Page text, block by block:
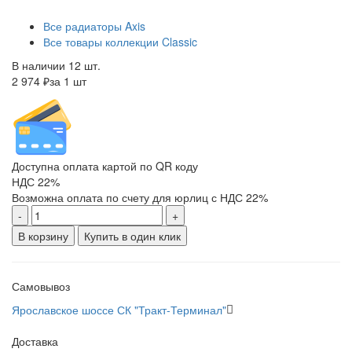
Все радиаторы Axis
Все товары коллекции Classic
В наличии 12 шт.
2 974 ₽за 1 шт
Доступна оплата картой по QR коду
НДС 22%
Возможна оплата по счету для юрлиц с НДС 22%
-
+
В корзину
Купить в один клик
Самовывоз
Ярославское шоссе СК "Тракт-Терминал"
Доставка